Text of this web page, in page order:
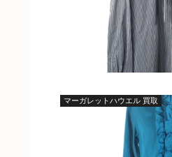
マーガレットハウエル 買取